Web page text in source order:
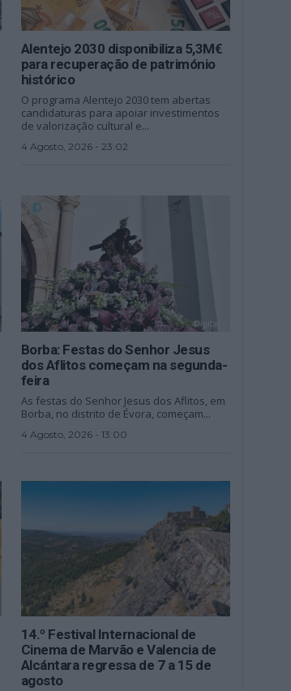
Alentejo 2030 disponibiliza 5,3M€
para recuperação de património
histórico
O programa Alentejo 2030 tem abertas
candidaturas para apoiar investimentos
de valorização cultural e...
4 Agosto, 2026 - 23:02
Borba: Festas do Senhor Jesus
dos Aflitos começam na segunda-
feira
As festas do Senhor Jesus dos Aflitos, em
Borba, no distrito de Évora, começam...
4 Agosto, 2026 - 13:00
14.º Festival Internacional de
Cinema de Marvão e Valencia de
Alcántara regressa de 7 a 15 de
agosto